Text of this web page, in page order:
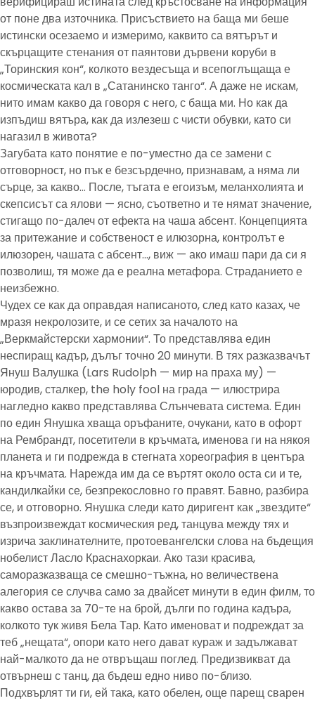
от поне два източника. Присъствието на баща ми беше
истински осезаемо и измеримо, каквито са вятърът и
скърцащите стенания от паянтови дървени коруби в
„Торинския кон“, колкото вездесъща и всепоглъщаща е
космическата кал в „Сатанинско танго“. А даже не искам,
нито имам какво да говоря с него, с баща ми. Но как да
изпъдиш вятъра, как да излезеш с чисти обувки, като си
нагазил в живота?
Загубата като понятие е по-уместно да се замени с
отговорност, но пък е безсърдечно, признавам, а няма ли
сърце, за какво… После, тъгата е егоизъм, меланхолията и
скепсисът са ялови — ясно, съответно и те нямат значение,
стигащо по-далеч от ефекта на чаша абсент. Концепцията
за притежание и собственост е илюзорна, контролът е
илюзорен, чашата с абсент…, виж — ако имаш пари да си я
позволиш, тя може да е реална метафора. Страданието е
неизбежно.
Чудех се как да оправдая написаното, след като казах, че
мразя некролозите, и се сетих за началото на
„Веркмайстерски хармонии“. То представлява един
неспиращ кадър, дълъг точно 20 минути. В тях разказвачът
Януш Валушка (Lars Rudolph — мир на праха му) —
юродив, сталкер, the holy fool на града — илюстрира
нагледно какво представлява Слънчевата система. Един
по един Янушка хваща оръфаните, очукани, като в офорт
на Рембрандт, посетители в кръчмата, именова ги на някоя
планета и ги подрежда в стегната хореография в центъра
на кръчмата. Нарежда им да се въртят около оста си и те,
кандилкайки се, безпрекословно го правят. Бавно, разбира
се, и отговорно. Янушка следи като диригент как „звездите“
възпроизвеждат космическия ред, танцува между тях и
изрича заклинателните, протоевангелски слова на бъдещия
нобелист Ласло Краснахоркаи. Ако тази красива,
саморазказваща се смешно-тъжна, но величествена
алегория се случва само за двайсет минути в един филм, то
какво остава за 70-те на брой, дълги по година кадъра,
колкото тук живя Бела Тар. Като именоват и подреждат за
теб „нещата“, опори като него дават кураж и задължават
най-малкото да не отвръщаш поглед. Предизвикват да
отвърнеш с танц, да бъдеш едно ниво по-близо.
Подхвърлят ти ги, ей така, като обелен, още парещ сварен